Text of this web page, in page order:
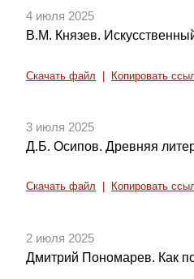
4 июля 2025
В.М. Князев.
Скачать файл Копировать
3 июля 2025
Д.Б. Осипов. Древняя
Скачать файл Копировать
2 июля 2025
Дмитрий Пономарев. Как